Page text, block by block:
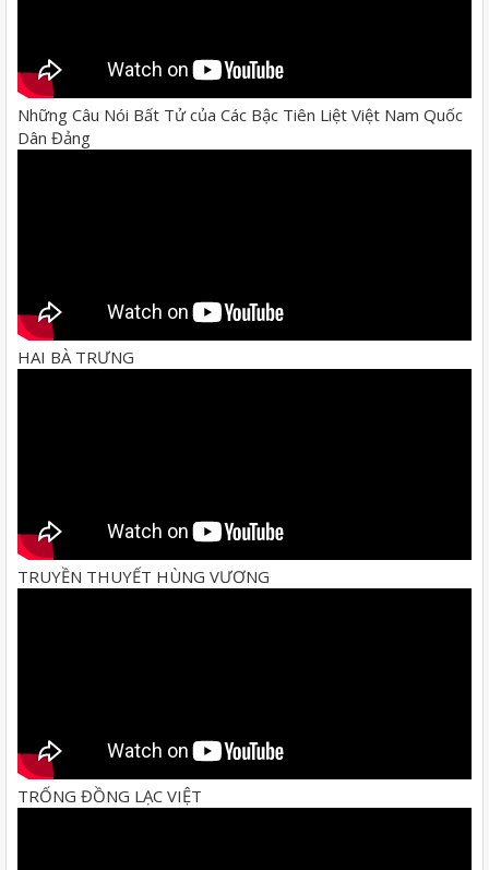
Những Câu Nói Bất Tử của Các Bậc Tiên Liệt Việt Nam Quốc
Dân Đảng
HAI BÀ TRƯNG
TRUYỀN THUYẾT HÙNG VƯƠNG
TRỐNG ĐỒNG LẠC VIỆT